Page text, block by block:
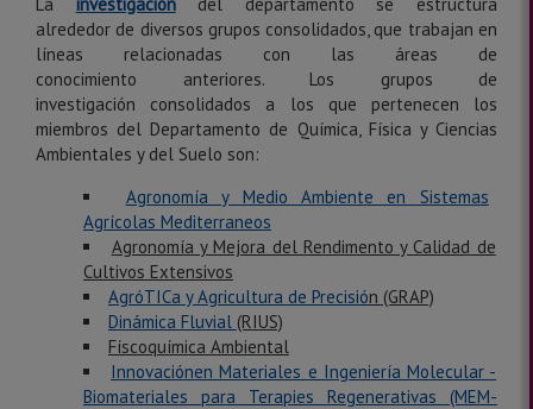
alrededor de diversos grupos consolidados, que trabajan en
líneas relacionadas con las áreas de
conocimiento anteriores. Los grupos de
investigación consolidados a los que pertenecen los
miembros del Departamento de Química, Física y Ciencias
Ambientales y del Suelo son:
Agronomía y Medio Ambiente en Sistemas
Agrícolas Mediterraneos
Agronomía y Mejora del Rendimento y Calidad de
Cultivos Extensivos
AgróTICa y Agricultura de Precisión (GRAP)
Dinámica Fluvial (RIUS)
Físcoquímica Ambiental
Innovaciónen Materiales e Ingeniería Molecular -
Biomateriales para Terapies Regenerativas (MEM-